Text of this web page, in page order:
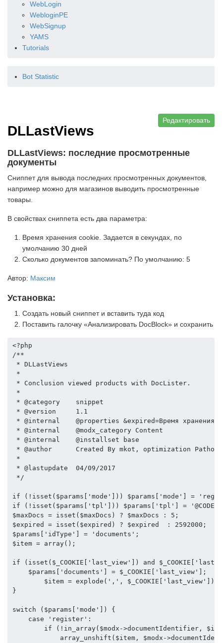
WebLogin
WebloginPE
WebSignup
YAMS
Tutorials
Bot Statistic
Редактировать
DLLastViews
DLLastViews: последние просмотренные
документы
Сниппет для вывода последних просмотренных документов,
например можно для магазинов выводить просмотренные
товары.
В свойствах сниппета есть два параметра:
Время хранения cookie. Задается в секундах, по
умолчанию 30 дней
Сколько документов запоминать? По умолчанию: 5
Автор: Максим
Установка:
Создать новый сниппет и вставить туда код
Поставить галочку «Анализировать DocBlock» и сохранить
<?php
/**
* DLLastViews
*
* Conclusion viewed products with DocLister.
*
* @category    snippet
* @version     1.1
* @internal    @properties &expired=Время хранения
* @internal    @modx_category Content
* @internal    @installset base
* @author      Created By mkot, optimization
*
* @lastupdate  04/09/2017
*/
if (!isset($params['mode'])) $params['mode'] =
if (!isset($params['tpl'])) $params['tpl'] = '@CODE:
$maxDocs = isset($maxDocs) ? $maxDocs : 5;
$expired = isset($expired) ? $expired  : 2592000;
$params['idType'] = 'documents';
$item = array();
if (isset($_COOKIE['last_view']) and
    $params['documents'] = $_COOKIE['last_view'];
$item = explode(',',
}
switch ($params['mode']) {
    case 'register':
if (!in_array($modx->documentIdentifier,
array_unshift($item, $modx-